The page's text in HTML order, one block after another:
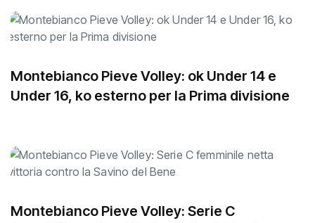
Montebianco Pieve Volley: ok Under 14 e